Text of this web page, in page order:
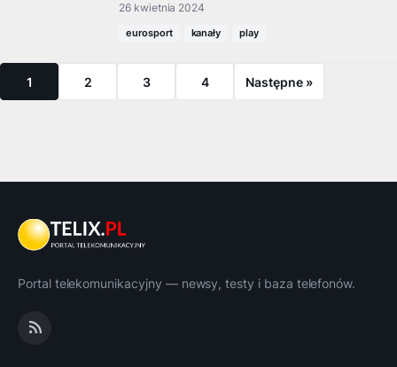
26 kwietnia 2024
eurosport kanały play
1 2 3 4 Następne »
Portal telekomunikacyjny — newsy, testy i baza telefonów.